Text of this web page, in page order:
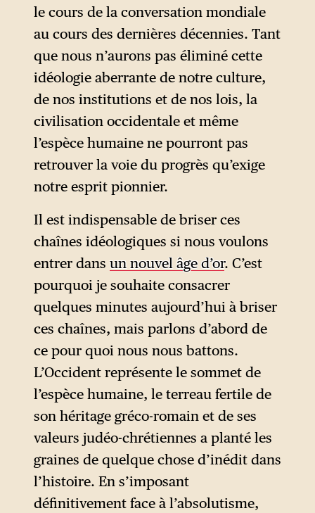
le cours de la conversation mondiale
au cours des dernières décennies. Tant
que nous n’aurons pas éliminé cette
idéologie aberrante de notre culture,
de nos institutions et de nos lois, la
civilisation occidentale et même
l’espèce humaine ne pourront pas
retrouver la voie du progrès qu’exige
notre esprit pionnier.
Il est indispensable de briser ces
chaînes idéologiques si nous voulons
entrer dans un nouvel âge d’or. C’est
pourquoi je souhaite consacrer
quelques minutes aujourd’hui à briser
ces chaînes, mais parlons d’abord de
ce pour quoi nous nous battons.
L’Occident représente le sommet de
l’espèce humaine, le terreau fertile de
son héritage gréco-romain et de ses
valeurs judéo-chrétiennes a planté les
graines de quelque chose d’inédit dans
l’histoire. En s’imposant
définitivement face à l’absolutisme,